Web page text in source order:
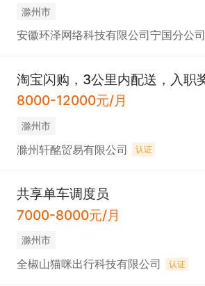
滁州市
安徽环泽网络科技有限公司宁国分公司
淘宝闪购，3公里内配送，入职
8000-12000元/月
滁州市
滁州轩酩贸易有限公司 认证
共享单车调度员
7000-8000元/月
滁州市
全椒山猫咪出行科技有限公司 认证